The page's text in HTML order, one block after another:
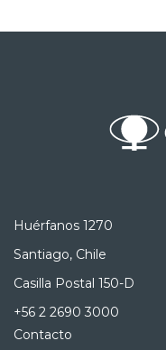
Huérfanos 1270
Santiago, Chile
Casilla Postal 150-D
+56 2 2690 3000
Contacto